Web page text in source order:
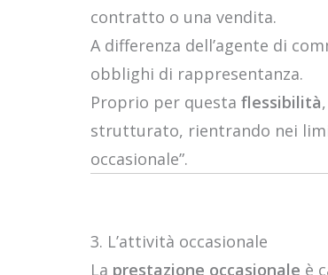
contratto o una vendita.
A differenza dell’agente di
obblighi di rappresentanza.
Proprio per questa flessibilità
strutturato, rientrando nei
occasionale”.
3. L’attività occasionale
La prestazione occasionale è